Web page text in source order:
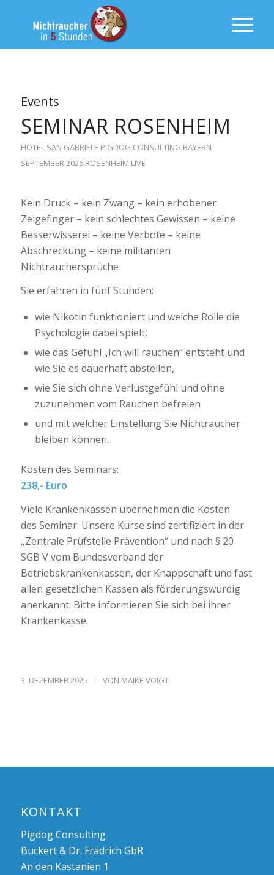
Events
SEMINAR ROSENHEIM
HOTEL SAN GABRIELE PIGDOG CONSULTING BAYERN
SEPTEMBER 2026 ROSENHEIM LIVE
Kein Druck – kein Zwang – kein erhobener
Zeigefinger – kein schlechtes Gewissen – keine
Besserwisserei – keine Verbote – keine
Abschreckung – keine militanten
Nichtrauchersprüche
Sie erfahren in fünf Stunden:
wie Nikotin funktioniert und welche Rolle die
Psychologie dabei spielt,
wie das Gefühl „Ich will rauchen“ entsteht und
wie Sie es dauerhaft abstellen,
wie Sie sich ohne Verlustgefühl und ohne
zuzunehmen vom Rauchen befreien
und mit welcher Einstellung Sie Nichtraucher
bleiben können.
Kosten des Seminars:
238,- Euro
Viele Krankenkassen übernehmen die Kosten
des Seminar. Unsere Kurse sind zertifiziert in der
„Zentrale Prüfstelle Prävention“ und nach § 20
SGB V vom Bundesverband der
Betriebskrankenkassen, der Knappschaft und fast
allen gesetzlichen Kassen als förderungswürdig
anerkannt. Bitte informieren Sie sich bei ihrer
Krankenkasse.
3. DEZEMBER 2025 / VON MAIKE VOIGT
KONTAKT
Pigdog Consulting
Buckert & Dr. Frädrich GbR
An den Kastanien 1